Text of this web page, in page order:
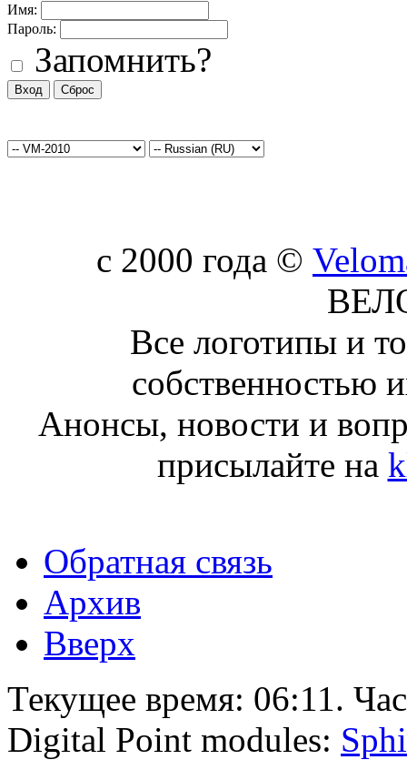
Имя:
Пароль:
Запомнить?
c 2000 года ©
Все логотипы и
собственностью
Анонсы, новости и
присылайте на
Обратная связь
Архив
Вверх
Текущее время: 06:11.
Digital Point modules: